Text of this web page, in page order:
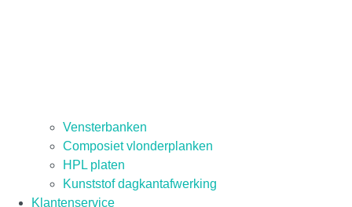
Vensterbanken
Composiet vlonderplanken
HPL platen
Kunststof dagkantafwerking
Klantenservice